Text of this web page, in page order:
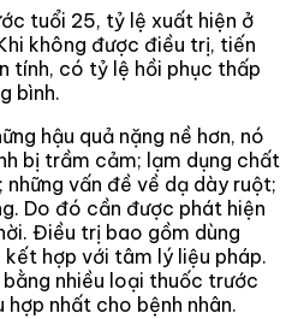
tuổi 25, tỷ lệ xuất hiện ở
không được điều trị, tiến
tính, có tỷ lệ hồi phục thấp
bình.
hậu quả nặng nề hơn, nó
bị trầm cảm; lạm dụng chất
những vấn đề về dạ dày ruột;
Do đó cần được phát hiện
Điều trị bao gồm dùng
hợp với tâm lý liệu pháp.
nhiều loại thuốc trước
nhất cho bệnh nhân.